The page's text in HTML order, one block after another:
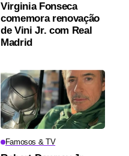
Virginia Fonseca
comemora renovação
de Vini Jr. com Real
Madrid
Famosos & TV